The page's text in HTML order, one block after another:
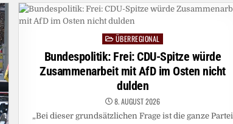
SENAT
BESTÄTIGT
BLANCHE
ALS
JUSTIZMINISTER
Posted
in
ÜBERREGIONAL
Bundespolitik: Frei: CDU-Spitze würde
Zusammenarbeit mit AfD im Osten nicht
dulden
8. AUGUST 2026
„Bei dieser grundsätzlichen Frage ist die ganze Partei